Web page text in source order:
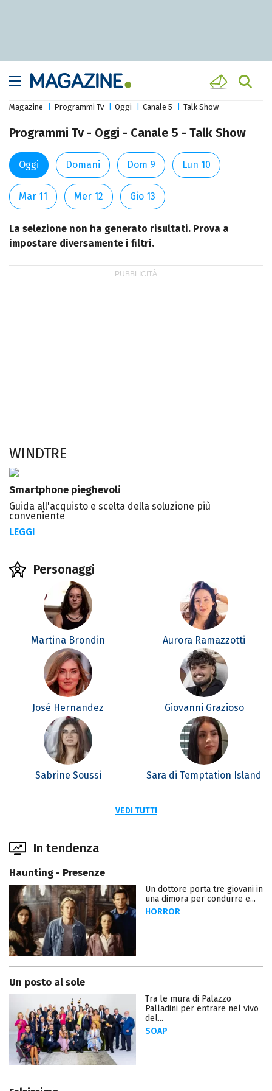
Magazine Programmi Tv Oggi Canale 5 Talk Show
Programmi Tv - Oggi - Canale 5 - Talk Show
Oggi Domani Dom 9 Lun 10
Mar 11 Mer 12 Gio 13
La selezione non ha generato risultati. Prova a
impostare diversamente i filtri.
WINDTRE
Smartphone pieghevoli
Guida all'acquisto e scelta della soluzione più
conveniente
LEGGI
Personaggi
Martina Brondin Aurora Ramazzotti
José Hernandez Giovanni Grazioso
Sabrine Soussi Sara di Temptation Island
VEDI TUTTI
In tendenza
Haunting - Presenze
Un dottore porta tre giovani in
una dimora per condurre e...
HORROR
Un posto al sole
Tra le mura di Palazzo
Palladini per entrare nel vivo
del...
SOAP